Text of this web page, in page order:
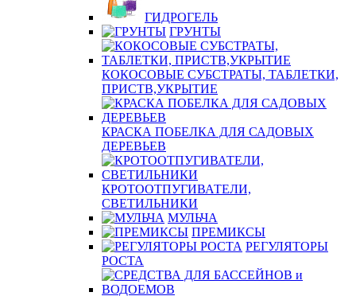
ГИДРОГЕЛЬ
ГРУНТЫ
КОКОСОВЫЕ СУБСТРАТЫ, ТАБЛЕТКИ,
ПРИСТВ,УКРЫТИЕ
КРАСКА ПОБЕЛКА ДЛЯ САДОВЫХ
ДЕРЕВЬЕВ
КРОТООТПУГИВАТЕЛИ,
СВЕТИЛЬНИКИ
МУЛЬЧА
ПРЕМИКСЫ
РЕГУЛЯТОРЫ
РОСТА